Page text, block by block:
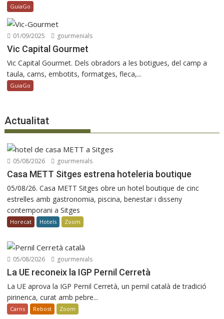
GuiaGo
01/09/2025 gourmenials
Vic Capital Gourmet
Vic Capital Gourmet. Dels obradors a les botigues, del camp a
taula, carns, embotits, formatges, fleca,...
GuiaGo
Actualitat
05/08/2026 gourmenials
Casa METT Sitges estrena hoteleria boutique
05/08/26. Casa METT Sitges obre un hotel boutique de cinc
estrelles amb gastronomia, piscina, benestar i disseny
contemporani a Sitges
Horecat Hotels Zoom
05/08/2026 gourmenials
La UE reconeix la IGP Pernil Cerretà
La UE aprova la IGP Pernil Cerretà, un pernil català de tradició
pirinenca, curat amb pebre...
Carns Rebost Zoom